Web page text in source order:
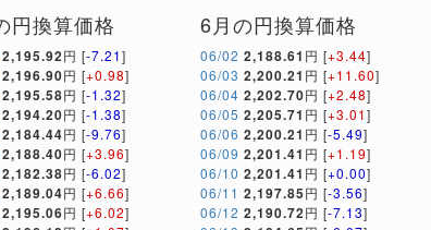
円換算価格
2,195.92円 [-7.21]
2,196.90円 [+0.98]
2,195.58円 [-1.32]
2,194.20円 [-1.38]
2,184.44円 [-9.76]
2,188.40円 [+3.96]
2,182.38円 [-6.02]
2,189.04円 [+6.66]
2,195.06円 [+6.02]
6月の円換算価格
06/02 2,188.61 円 [+3.44]
06/03 2,200.21 円 [+11.60]
06/04 2,202.70円 [+2.48]
06/05 2,205.71 円 [+3.01]
06/06 2,200.21 円 [-5.49]
06/09 2,201.41 円 [+1.19]
06/10 2,201.41 円 [+0.00]
06/11 2,197.85円 [-3.56]
06/12 2,190.72円 [-7.13]